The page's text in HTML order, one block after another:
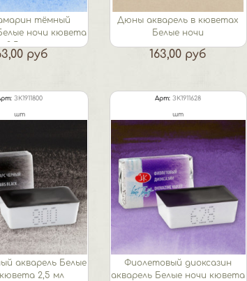
тёмный
ночи кювета
2,5 мл
руб
Дюны акварель в кюветах
Белые ночи
163,00 руб
ЗК1911800
шт
акварель Белые
2,5 мл
Арт: ЗК1911628
шт
Фиолетовый диоксазин
акварель Белые ночи кювета